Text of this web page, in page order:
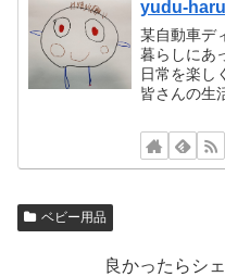
yudu-
某自動車デ
暮らしにあ
日常を楽し
皆さんの生
ベビー用品
良かったらシ